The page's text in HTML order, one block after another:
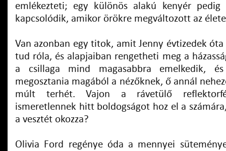
emlékezteti; egy különös alakú kenyér pedig
kapcsolódik, amikor örökre megváltozott az
Van azonban egy titok, amit Jenny évtizedek
tud róla, és alapjaiban rengetheti meg a
a csillaga mind magasabbra emelkedik,
megosztania magából a nézőknek, ő annál
múlt terhét. Vajon a rávetülő
ismeretlennek hitt boldogságot hoz el a
a vesztét okozza?
Olivia Ford regénye óda a mennyei